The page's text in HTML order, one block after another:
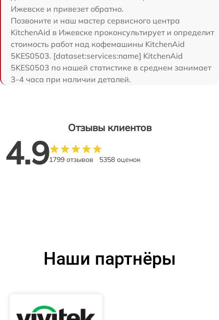
Ижевске и привезет обратно.
Позвоните и наш мастер сервисного центра
KitchenAid в Ижевске проконсультирует и определит
стоимость работ над кофемашины KitchenAid
5KES0503. [dataset:services:name] KitchenAid
5KES0503 по нашей статистике в среднем занимает
3-4 часа при наличии деталей.
Отзывы клиентов
4.91799 отзывов 5358 оценок
Наши партнёры